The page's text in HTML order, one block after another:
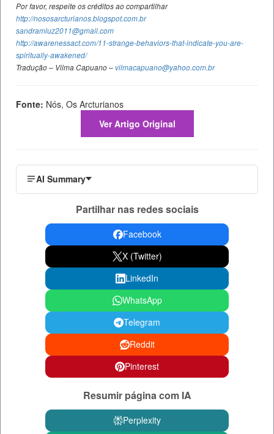
Por favor, respeite os créditos ao compartilhar
http://nososarcturianos.blogspot.com.br
sandramluz2011@gmail.com
http://awarenessact.com/11-strange-behaviors-that-indicate-you-are-
spiritually-awakened/
Tradução – Vilma Capuano – vilmacapuano@yahoo.com.br
Fonte: Nós, Os Arcturianos
Ver Artigo Original
AI Summary
Partilhar nas redes sociais
Facebook
X (Twitter)
LinkedIn
WhatsApp
Telegram
Reddit
Pinterest
Resumir página com IA
Perplexity